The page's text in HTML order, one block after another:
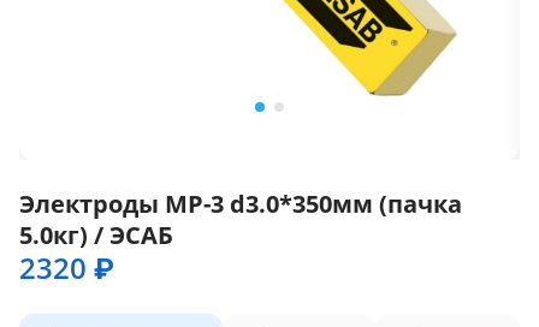
Электроды МР-3 d3.0*350мм (пачка
5.0кг) / ЭСАБ
2320 ₽